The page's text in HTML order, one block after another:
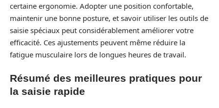
certaine ergonomie. Adopter une position confortable,
maintenir une bonne posture, et savoir utiliser les outils de
saisie spéciaux peut considérablement améliorer votre
efficacité. Ces ajustements peuvent même réduire la
fatigue musculaire lors de longues heures de travail.
Résumé des meilleures pratiques pour
la saisie rapide